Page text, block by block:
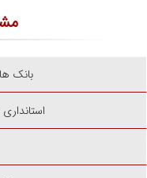
بانک